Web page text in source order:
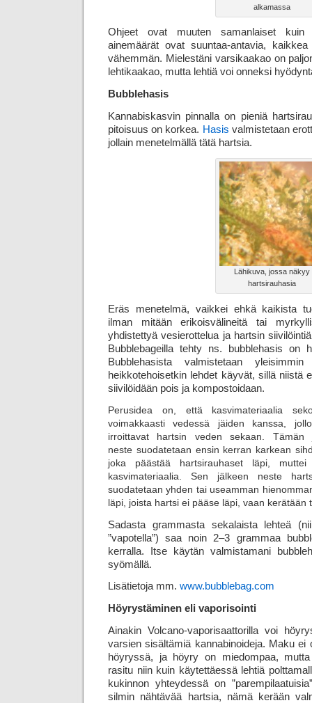
alkamassa
Ohjeet ovat muuten samanlaiset kuin
ainemäärät ovat suuntaa-antavia,
vähemmän. Mielestäni varsikaakao on
lehtikaakao, mutta lehtiä voi onneksi
Bubblehasis
Kannabiskasvin pinnalla on pieniä
pitoisuus on korkea. Hasis valmistetaan
jollain menetelmällä tätä hartsia.
Lähikuva, jossa näkyy
hartsirauhasia
Eräs menetelmä, vaikkei ehkä kaikista
ilman mitään erikoisvälineitä tai
yhdistettyä vesierottelua ja hartsin
Bubblebageilla tehty ns. bubblehasis on
Bubblehasista valmistetaan
heikkotehoisetkin lehdet käyvät, sillä niistä
siivilöidään pois ja kompostoidaan.
Perusidea on, että kasvimateriaalia
voimakkaasti vedessä jäiden kanssa,
irroittavat hartsin veden sekaan. Tämän
neste suodatetaan ensin kerran karkean
joka päästää hartsirauhaset läpi, muttei
kasvimateriaalia. Sen jälkeen neste
suodatetaan yhden tai useamman
läpi, joista hartsi ei pääse läpi, vaan kerätään
Sadasta grammasta sekalaista lehteä
”vapotella”) saa noin 2–3 grammaa
kerralla. Itse käytän valmistamani
syömällä.
Lisätietoja mm. www.bubblebag.com
Höyrystäminen eli vaporisointi
Ainakin Volcano-vaporisaattorilla voi
varsien sisältämiä kannabinoideja. Maku ei
höyryssä, ja höyry on miedompaa,
rasitu niin kuin käytettäessä lehtiä
kukinnon yhteydessä on
silmin nähtävää hartsia, nämä kerään